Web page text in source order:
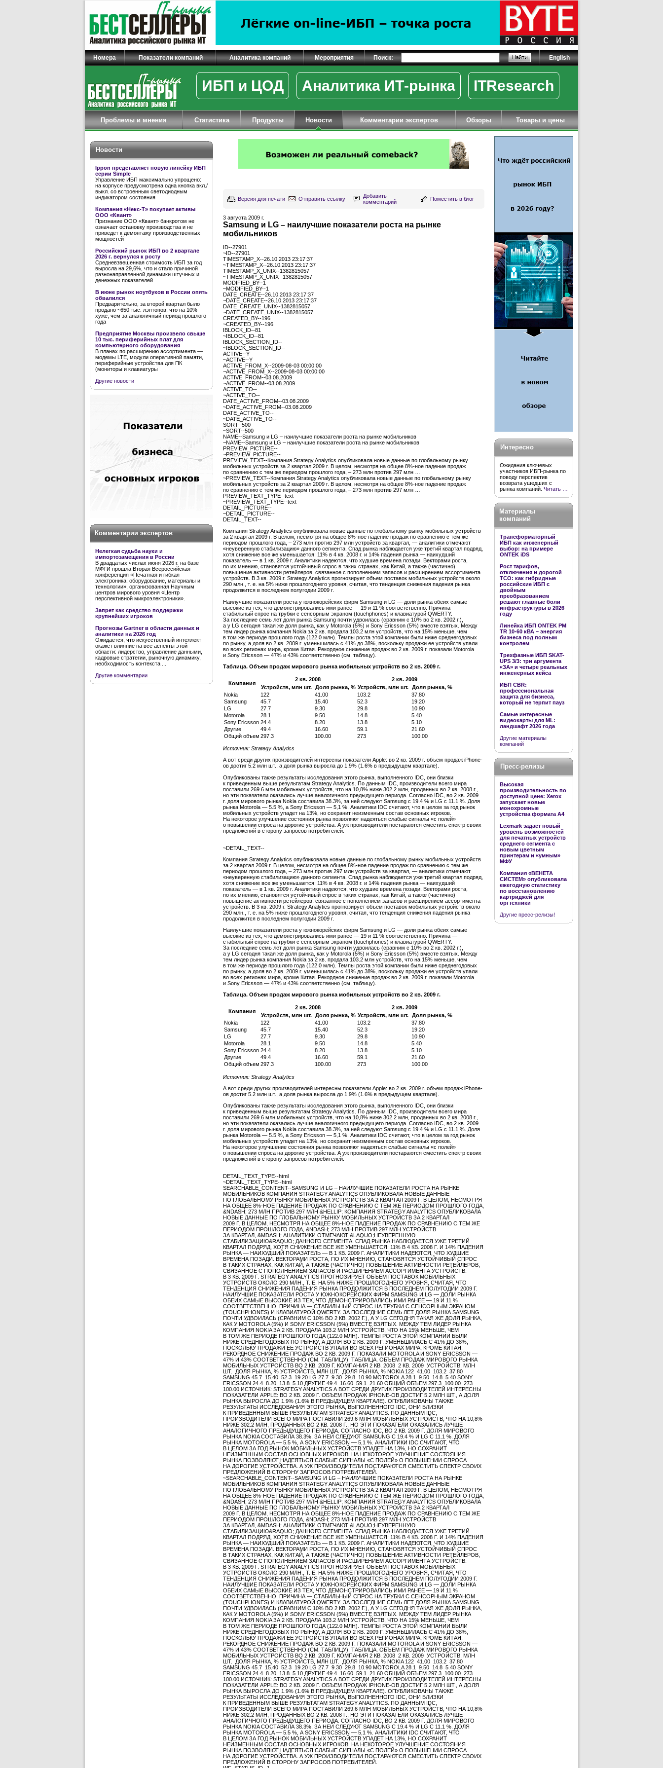
Номера Показатели компаний Аналитика компаний Мероприятия Поиск: English
ИБП и ЦОД Аналитика ИТ-рынка ITResearch
Проблемы и мнения Статистика Продукты Новости Комментарии экспертов Обзоры Товары и цены
Новости
Ippon представляет новую линейку ИБП
серии Simple
Управление ИБП максимально упрощено:
на корпусе предусмотрена одна кнопка вкл./
выкл. со встроенным светодиодным
индикатором состояния
Компания «Некс-Т» покупает активы
ООО «Квант»
Признание ООО «Квант» банкротом не
означает остановку производства и не
приведет к демонтажу производственных
мощностей
Российский рынок ИБП во 2 квартале
2026 г. вернулся к росту
Средневзвешенная стоимость ИБП за год
выросла на 29,6%, что и стало причиной
разнонаправленной динамики штучных и
денежных показателей
В июне рынок ноутбуков в России опять
обвалился
Предварительно, за второй квартал было
продано ~650 тыс. лэптопов, что на 10%
хуже, чем за аналогичный период прошлого
года
Предприятие Москвы произвело свыше
10 тыс. периферийных плат для
компьютерного оборудования
В планах по расширению ассортимента —
модемы LTE, модули оперативной памяти,
периферийные устройства для ПК
(мониторы и клавиатуры
Другие новости
Комментарии экспертов
Нелегкая судьба науки и
импортозамещения в России
В двадцатых числах июня 2026 г. на базе
МФТИ прошла Вторая Всероссийская
конференция «Печатная и гибкая
электроника: оборудование, материалы и
технологии», организованная Научным
центров мирового уровня «Центр
перспективной микроэлектроники».
Запрет как средство поддержки
крупнейших игроков
Прогнозы Gartner в области данных и
аналитики на 2026 год
Ожидается, что искусственный интеллект
окажет влияние на все аспекты этой
области: лидерство, управление данными,
кадровые стратегии, рыночную динамику,
необходимость контекста ...
Другие комментарии
Версия для печати Отправить ссылку
Добавить
комментарий
Поместить в блог
3 августа 2009 г.
Samsung и LG – наилучшие показатели роста на рынке
мобильников
ID--27901
~ID--27901
TIMESTAMP_X--26.10.2013 23:17:37
~TIMESTAMP_X--26.10.2013 23:17:37
TIMESTAMP_X_UNIX--1382815057
~TIMESTAMP_X_UNIX--1382815057
MODIFIED_BY--1
~MODIFIED_BY--1
DATE_CREATE--26.10.2013 23:17:37
~DATE_CREATE--26.10.2013 23:17:37
DATE_CREATE_UNIX--1382815057
~DATE_CREATE_UNIX--1382815057
CREATED_BY--196
~CREATED_BY--196
IBLOCK_ID--81
~IBLOCK_ID--81
IBLOCK_SECTION_ID--
~IBLOCK_SECTION_ID--
ACTIVE--Y
~ACTIVE--Y
ACTIVE_FROM_X--2009-08-03 00:00:00
~ACTIVE_FROM_X--2009-08-03 00:00:00
ACTIVE_FROM--03.08.2009
~ACTIVE_FROM--03.08.2009
ACTIVE_TO--
~ACTIVE_TO--
DATE_ACTIVE_FROM--03.08.2009
~DATE_ACTIVE_FROM--03.08.2009
DATE_ACTIVE_TO--
~DATE_ACTIVE_TO--
SORT--500
~SORT--500
NAME--Samsung и LG – наилучшие показатели роста на рынке мобильников
~NAME--Samsung и LG – наилучшие показатели роста на рынке мобильников
PREVIEW_PICTURE--
~PREVIEW_PICTURE--
PREVIEW_TEXT--Компания Strategy Analytics опубликовала новые данные по глобальному рынку
мобильных устройств за 2 квартал 2009 г. В целом, несмотря на общее 8%-ное падение продаж
по сравнению с тем же периодом прошлого года, – 273 млн против 297 млн …
~PREVIEW_TEXT--Компания Strategy Analytics опубликовала новые данные по глобальному рынку
мобильных устройств за 2 квартал 2009 г. В целом, несмотря на общее 8%-ное падение продаж
по сравнению с тем же периодом прошлого года, – 273 млн против 297 млн …
PREVIEW_TEXT_TYPE--text
~PREVIEW_TEXT_TYPE--text
DETAIL_PICTURE--
~DETAIL_PICTURE--
DETAIL_TEXT--
Компания Strategy Analytics опубликовала новые данные по глобальному рынку мобильных устройств
за 2 квартал 2009 г. В целом, несмотря на общее 8%-ное падение продаж по сравнению с тем же
периодом прошлого года, – 273 млн против 297 млн устройств за квартал, — аналитики отмечают
«неуверенную стабилизацию» данного сегмента. Спад рынка наблюдается уже третий квартал подряд,
хотя снижение все же уменьшается: 11% в 4 кв. 2008 г. и 14% падения рынка — наихудший
показатель — в 1 кв. 2009 г. Аналитики надеются, что худшие времена позади. Векторами роста,
по их мнению, становятся устойчивый спрос в таких странах, как Китай, а также (частично)
повышение активности ретейлеров, связанное с пополнением запасов и расширением ассортимента
устройств. В 3 кв. 2009 г. Strategy Analytics прогнозирует объем поставок мобильных устройств около
290 млн., т. е. на 5% ниже прошлогоднего уровня, считая, что тенденция снижения падения рынка
продолжится в последнем полугодии 2009 г.
Наилучшие показатели роста у южнокорейских фирм Samsung и LG — доли рынка обеих самые
высокие из тех, что демонстрировались ими ранее — 19 и 11 % соответственно. Причина —
стабильный спрос на трубки с сенсорным экраном (touchphones) и клавиатурой QWERTY.
За последние семь лет доля рынка Samsung почти удвоилась (сравним с 10% во 2 кв. 2002 г.),
а у LG сегодня такая же доля рынка, как у Motorola (5%) и Sony Ericsson (5%) вместе взятых. Между
тем лидер рынка компания Nokia за 2 кв. продала 103.2 млн устройств, что на 15% меньше, чем
в том же периоде прошлого года (122.0 млн). Темпы роста этой компании были ниже среднегодовых
по рынку, а доля во 2 кв. 2009 г. уменьшилась с 41% до 38%, поскольку продажи ее устройств упали
во всех регионах мира, кроме Китая. Рекордное снижение продаж во 2 кв. 2009 г. показали Motorola
и Sony Ericsson — 47% и 43% соответственно (см. таблицу).
Таблица. Объем продаж мирового рынка мобильных устройств во 2 кв. 2009 г.
Компания
2 кв. 2008
2 кв. 2009
Устройств, млн шт. Доля рынка, % Устройств, млн шт. Доля рынка, %
Nokia
122 41.00 103.2
37.80
Samsung
45.7 15.40 52.3
19.20
LG
27.7 9.30 29.8
10.90
Motorola
28.1 9.50 14.8
5.40
Sony Ericsson 24.4 8.20 13.8
5.10
Другие
49.4 16.60 59.1
21.60
Общий объем 297.3 100.00 273 100.00
Источник: Strategy Analytics
А вот среди других производителей интересны показатели Apple: во 2 кв. 2009 г. объем продаж iPhone-
ов достиг 5.2 млн шт., а доля рынка выросла до 1.9% (1.6% в предыдущем квартале).
Опубликованы также результаты исследования этого рынка, выполненного IDC, они близки
к приведенным выше результатам Strategy Analytics. По данным IDC, производители всего мира
поставили 269.6 млн мобильных устройств, что на 10,8% ниже 302.2 млн, проданных во 2 кв. 2008 г.,
но эти показатели оказались лучше аналогичного предыдущего периода. Согласно IDC, во 2 кв. 2009
г. доля мирового рынка Nokia составила 38.3%, за ней следуют Samsung с 19.4 % и LG c 11.1 %. Доля
рынка Motorola — 5.5 %, а Sony Ericsson — 5,1 %. Аналитики IDC считают, что в целом за год рынок
мобильных устройств упадет на 13%, но сохранит неизменным состав основных игроков.
На некоторое улучшение состояния рынка позволяют надеяться слабые сигналы «с полей»
о повышении спроса на дорогие устройства. А уж производители постараются сместить спектр своих
предложений в сторону запросов потребителей.
~DETAIL_TEXT--
Компания Strategy Analytics опубликовала новые данные по глобальному рынку мобильных устройств
за 2 квартал 2009 г. В целом, несмотря на общее 8%-ное падение продаж по сравнению с тем же
периодом прошлого года, – 273 млн против 297 млн устройств за квартал, — аналитики отмечают
«неуверенную стабилизацию» данного сегмента. Спад рынка наблюдается уже третий квартал подряд,
хотя снижение все же уменьшается: 11% в 4 кв. 2008 г. и 14% падения рынка — наихудший
показатель — в 1 кв. 2009 г. Аналитики надеются, что худшие времена позади. Векторами роста,
по их мнению, становятся устойчивый спрос в таких странах, как Китай, а также (частично)
повышение активности ретейлеров, связанное с пополнением запасов и расширением ассортимента
устройств. В 3 кв. 2009 г. Strategy Analytics прогнозирует объем поставок мобильных устройств около
290 млн., т. е. на 5% ниже прошлогоднего уровня, считая, что тенденция снижения падения рынка
продолжится в последнем полугодии 2009 г.
Наилучшие показатели роста у южнокорейских фирм Samsung и LG — доли рынка обеих самые
высокие из тех, что демонстрировались ими ранее — 19 и 11 % соответственно. Причина —
стабильный спрос на трубки с сенсорным экраном (touchphones) и клавиатурой QWERTY.
За последние семь лет доля рынка Samsung почти удвоилась (сравним с 10% во 2 кв. 2002 г.),
а у LG сегодня такая же доля рынка, как у Motorola (5%) и Sony Ericsson (5%) вместе взятых. Между
тем лидер рынка компания Nokia за 2 кв. продала 103.2 млн устройств, что на 15% меньше, чем
в том же периоде прошлого года (122.0 млн). Темпы роста этой компании были ниже среднегодовых
по рынку, а доля во 2 кв. 2009 г. уменьшилась с 41% до 38%, поскольку продажи ее устройств упали
во всех регионах мира, кроме Китая. Рекордное снижение продаж во 2 кв. 2009 г. показали Motorola
и Sony Ericsson — 47% и 43% соответственно (см. таблицу).
Таблица. Объем продаж мирового рынка мобильных устройств во 2 кв. 2009 г.
Компания
2 кв. 2008
2 кв. 2009
Устройств, млн шт. Доля рынка, % Устройств, млн шт. Доля рынка, %
Nokia
122 41.00 103.2
37.80
Samsung
45.7 15.40 52.3
19.20
LG
27.7 9.30 29.8
10.90
Motorola
28.1 9.50 14.8
5.40
Sony Ericsson 24.4 8.20 13.8
5.10
Другие
49.4 16.60 59.1
21.60
Общий объем 297.3 100.00 273 100.00
Источник: Strategy Analytics
А вот среди других производителей интересны показатели Apple: во 2 кв. 2009 г. объем продаж iPhone-
ов достиг 5.2 млн шт., а доля рынка выросла до 1.9% (1.6% в предыдущем квартале).
Опубликованы также результаты исследования этого рынка, выполненного IDC, они близки
к приведенным выше результатам Strategy Analytics. По данным IDC, производители всего мира
поставили 269.6 млн мобильных устройств, что на 10,8% ниже 302.2 млн, проданных во 2 кв. 2008 г.,
но эти показатели оказались лучше аналогичного предыдущего периода. Согласно IDC, во 2 кв. 2009
г. доля мирового рынка Nokia составила 38.3%, за ней следуют Samsung с 19.4 % и LG c 11.1 %. Доля
рынка Motorola — 5.5 %, а Sony Ericsson — 5,1 %. Аналитики IDC считают, что в целом за год рынок
мобильных устройств упадет на 13%, но сохранит неизменным состав основных игроков.
На некоторое улучшение состояния рынка позволяют надеяться слабые сигналы «с полей»
о повышении спроса на дорогие устройства. А уж производители постараются сместить спектр своих
предложений в сторону запросов потребителей.
DETAIL_TEXT_TYPE--html
~DETAIL_TEXT_TYPE--html
SEARCHABLE_CONTENT--SAMSUNG И LG – НАИЛУЧШИЕ ПОКАЗАТЕЛИ РОСТА НА РЫНКЕ
МОБИЛЬНИКОВ КОМПАНИЯ STRATEGY ANALYTICS ОПУБЛИКОВАЛА НОВЫЕ ДАННЫЕ
ПО ГЛОБАЛЬНОМУ РЫНКУ МОБИЛЬНЫХ УСТРОЙСТВ ЗА 2 КВАРТАЛ 2009 Г. В ЦЕЛОМ, НЕСМОТРЯ
НА ОБЩЕЕ 8%-НОЕ ПАДЕНИЕ ПРОДАЖ ПО СРАВНЕНИЮ С ТЕМ ЖЕ ПЕРИОДОМ ПРОШЛОГО ГОДА,
&NDASH; 273 МЛН ПРОТИВ 297 МЛН &HELLIP; КОМПАНИЯ STRATEGY ANALYTICS ОПУБЛИКОВАЛА
НОВЫЕ ДАННЫЕ ПО ГЛОБАЛЬНОМУ РЫНКУ МОБИЛЬНЫХ УСТРОЙСТВ ЗА 2 КВАРТАЛ
2009 Г. В ЦЕЛОМ, НЕСМОТРЯ НА ОБЩЕЕ 8%-НОЕ ПАДЕНИЕ ПРОДАЖ ПО СРАВНЕНИЮ С ТЕМ ЖЕ
ПЕРИОДОМ ПРОШЛОГО ГОДА, &NDASH; 273 МЛН ПРОТИВ 297 МЛН УСТРОЙСТВ
ЗА КВАРТАЛ, &MDASH; АНАЛИТИКИ ОТМЕЧАЮТ &LAQUO;НЕУВЕРЕННУЮ
СТАБИЛИЗАЦИЮ&RAQUO; ДАННОГО СЕГМЕНТА. СПАД РЫНКА НАБЛЮДАЕТСЯ УЖЕ ТРЕТИЙ
КВАРТАЛ ПОДРЯД, ХОТЯ СНИЖЕНИЕ ВСЕ ЖЕ УМЕНЬШАЕТСЯ: 11% В 4 КВ. 2008 Г. И 14% ПАДЕНИЯ
РЫНКА — НАИХУДШИЙ ПОКАЗАТЕЛЬ — В 1 КВ. 2009 Г. АНАЛИТИКИ НАДЕЮТСЯ, ЧТО ХУДШИЕ
ВРЕМЕНА ПОЗАДИ. ВЕКТОРАМИ РОСТА, ПО ИХ МНЕНИЮ, СТАНОВЯТСЯ УСТОЙЧИВЫЙ СПРОС
В ТАКИХ СТРАНАХ, КАК КИТАЙ, А ТАКЖЕ (ЧАСТИЧНО) ПОВЫШЕНИЕ АКТИВНОСТИ РЕТЕЙЛЕРОВ,
СВЯЗАННОЕ С ПОПОЛНЕНИЕМ ЗАПАСОВ И РАСШИРЕНИЕМ АССОРТИМЕНТА УСТРОЙСТВ.
В 3 КВ. 2009 Г. STRATEGY ANALYTICS ПРОГНОЗИРУЕТ ОБЪЕМ ПОСТАВОК МОБИЛЬНЫХ
УСТРОЙСТВ ОКОЛО 290 МЛН., Т. Е. НА 5% НИЖЕ ПРОШЛОГОДНЕГО УРОВНЯ, СЧИТАЯ, ЧТО
ТЕНДЕНЦИЯ СНИЖЕНИЯ ПАДЕНИЯ РЫНКА ПРОДОЛЖИТСЯ В ПОСЛЕДНЕМ ПОЛУГОДИИ 2009 Г.
НАИЛУЧШИЕ ПОКАЗАТЕЛИ РОСТА У ЮЖНОКОРЕЙСКИХ ФИРМ SAMSUNG И LG — ДОЛИ РЫНКА
ОБЕИХ САМЫЕ ВЫСОКИЕ ИЗ ТЕХ, ЧТО ДЕМОНСТРИРОВАЛИСЬ ИМИ РАНЕЕ — 19 И 11 %
СООТВЕТСТВЕННО. ПРИЧИНА — СТАБИЛЬНЫЙ СПРОС НА ТРУБКИ С СЕНСОРНЫМ ЭКРАНОМ
(TOUCHPHONES) И КЛАВИАТУРОЙ QWERTY. ЗА ПОСЛЕДНИЕ СЕМЬ ЛЕТ ДОЛЯ РЫНКА SAMSUNG
ПОЧТИ УДВОИЛАСЬ (СРАВНИМ С 10% ВО 2 КВ. 2002 Г.), А У LG СЕГОДНЯ ТАКАЯ ЖЕ ДОЛЯ РЫНКА,
КАК У MOTOROLA (5%) И SONY ERICSSON (5%) ВМЕСТЕ ВЗЯТЫХ. МЕЖДУ ТЕМ ЛИДЕР РЫНКА
КОМПАНИЯ NOKIA ЗА 2 КВ. ПРОДАЛА 103.2 МЛН УСТРОЙСТВ, ЧТО НА 15% МЕНЬШЕ, ЧЕМ
В ТОМ ЖЕ ПЕРИОДЕ ПРОШЛОГО ГОДА (122.0 МЛН). ТЕМПЫ РОСТА ЭТОЙ КОМПАНИИ БЫЛИ
НИЖЕ СРЕДНЕГОДОВЫХ ПО РЫНКУ, А ДОЛЯ ВО 2 КВ. 2009 Г. УМЕНЬШИЛАСЬ С 41% ДО 38%,
ПОСКОЛЬКУ ПРОДАЖИ ЕЕ УСТРОЙСТВ УПАЛИ ВО ВСЕХ РЕГИОНАХ МИРА, КРОМЕ КИТАЯ.
РЕКОРДНОЕ СНИЖЕНИЕ ПРОДАЖ ВО 2 КВ. 2009 Г. ПОКАЗАЛИ MOTOROLA И SONY ERICSSON —
47% И 43% СООТВЕТСТВЕННО (СМ. ТАБЛИЦУ). ТАБЛИЦА. ОБЪЕМ ПРОДАЖ МИРОВОГО РЫНКА
МОБИЛЬНЫХ УСТРОЙСТВ ВО 2 КВ. 2009 Г. КОМПАНИЯ 2 КВ. 2008 2 КВ. 2009 УСТРОЙСТВ, МЛН
ШТ. ДОЛЯ РЫНКА, % УСТРОЙСТВ, МЛН ШТ. ДОЛЯ РЫНКА, % NOKIA 122 41.00 103.2 37.80
SAMSUNG 45.7 15.40 52.3 19.20 LG 27.7 9.30 29.8 10.90 MOTOROLA 28.1 9.50 14.8 5.40 SONY
ERICSSON 24.4 8.20 13.8 5.10 ДРУГИЕ 49.4 16.60 59.1 21.60 ОБЩИЙ ОБЪЕМ 297.3 100.00 273
100.00 ИСТОЧНИК: STRATEGY ANALYTICS А ВОТ СРЕДИ ДРУГИХ ПРОИЗВОДИТЕЛЕЙ ИНТЕРЕСНЫ
ПОКАЗАТЕЛИ APPLE: ВО 2 КВ. 2009 Г. ОБЪЕМ ПРОДАЖ IPHONE-ОВ ДОСТИГ 5.2 МЛН ШТ., А ДОЛЯ
РЫНКА ВЫРОСЛА ДО 1.9% (1.6% В ПРЕДЫДУЩЕМ КВАРТАЛЕ). ОПУБЛИКОВАНЫ ТАКЖЕ
РЕЗУЛЬТАТЫ ИССЛЕДОВАНИЯ ЭТОГО РЫНКА, ВЫПОЛНЕННОГО IDC, ОНИ БЛИЗКИ
К ПРИВЕДЕННЫМ ВЫШЕ РЕЗУЛЬТАТАМ STRATEGY ANALYTICS. ПО ДАННЫМ IDC,
ПРОИЗВОДИТЕЛИ ВСЕГО МИРА ПОСТАВИЛИ 269.6 МЛН МОБИЛЬНЫХ УСТРОЙСТВ, ЧТО НА 10,8%
НИЖЕ 302.2 МЛН, ПРОДАННЫХ ВО 2 КВ. 2008 Г., НО ЭТИ ПОКАЗАТЕЛИ ОКАЗАЛИСЬ ЛУЧШЕ
АНАЛОГИЧНОГО ПРЕДЫДУЩЕГО ПЕРИОДА. СОГЛАСНО IDC, ВО 2 КВ. 2009 Г. ДОЛЯ МИРОВОГО
РЫНКА NOKIA СОСТАВИЛА 38.3%, ЗА НЕЙ СЛЕДУЮТ SAMSUNG С 19.4 % И LG C 11.1 %. ДОЛЯ
РЫНКА MOTOROLA — 5.5 %, А SONY ERICSSON — 5,1 %. АНАЛИТИКИ IDC СЧИТАЮТ, ЧТО
В ЦЕЛОМ ЗА ГОД РЫНОК МОБИЛЬНЫХ УСТРОЙСТВ УПАДЕТ НА 13%, НО СОХРАНИТ
НЕИЗМЕННЫМ СОСТАВ ОСНОВНЫХ ИГРОКОВ. НА НЕКОТОРОЕ УЛУЧШЕНИЕ СОСТОЯНИЯ
РЫНКА ПОЗВОЛЯЮТ НАДЕЯТЬСЯ СЛАБЫЕ СИГНАЛЫ «С ПОЛЕЙ» О ПОВЫШЕНИИ СПРОСА
НА ДОРОГИЕ УСТРОЙСТВА. А УЖ ПРОИЗВОДИТЕЛИ ПОСТАРАЮТСЯ СМЕСТИТЬ СПЕКТР СВОИХ
ПРЕДЛОЖЕНИЙ В СТОРОНУ ЗАПРОСОВ ПОТРЕБИТЕЛЕЙ.
~SEARCHABLE_CONTENT--SAMSUNG И LG – НАИЛУЧШИЕ ПОКАЗАТЕЛИ РОСТА НА РЫНКЕ
МОБИЛЬНИКОВ КОМПАНИЯ STRATEGY ANALYTICS ОПУБЛИКОВАЛА НОВЫЕ ДАННЫЕ
ПО ГЛОБАЛЬНОМУ РЫНКУ МОБИЛЬНЫХ УСТРОЙСТВ ЗА 2 КВАРТАЛ 2009 Г. В ЦЕЛОМ, НЕСМОТРЯ
НА ОБЩЕЕ 8%-НОЕ ПАДЕНИЕ ПРОДАЖ ПО СРАВНЕНИЮ С ТЕМ ЖЕ ПЕРИОДОМ ПРОШЛОГО ГОДА,
&NDASH; 273 МЛН ПРОТИВ 297 МЛН &HELLIP; КОМПАНИЯ STRATEGY ANALYTICS ОПУБЛИКОВАЛА
НОВЫЕ ДАННЫЕ ПО ГЛОБАЛЬНОМУ РЫНКУ МОБИЛЬНЫХ УСТРОЙСТВ ЗА 2 КВАРТАЛ
2009 Г. В ЦЕЛОМ, НЕСМОТРЯ НА ОБЩЕЕ 8%-НОЕ ПАДЕНИЕ ПРОДАЖ ПО СРАВНЕНИЮ С ТЕМ ЖЕ
ПЕРИОДОМ ПРОШЛОГО ГОДА, &NDASH; 273 МЛН ПРОТИВ 297 МЛН УСТРОЙСТВ
ЗА КВАРТАЛ, &MDASH; АНАЛИТИКИ ОТМЕЧАЮТ &LAQUO;НЕУВЕРЕННУЮ
СТАБИЛИЗАЦИЮ&RAQUO; ДАННОГО СЕГМЕНТА. СПАД РЫНКА НАБЛЮДАЕТСЯ УЖЕ ТРЕТИЙ
КВАРТАЛ ПОДРЯД, ХОТЯ СНИЖЕНИЕ ВСЕ ЖЕ УМЕНЬШАЕТСЯ: 11% В 4 КВ. 2008 Г. И 14% ПАДЕНИЯ
РЫНКА — НАИХУДШИЙ ПОКАЗАТЕЛЬ — В 1 КВ. 2009 Г. АНАЛИТИКИ НАДЕЮТСЯ, ЧТО ХУДШИЕ
ВРЕМЕНА ПОЗАДИ. ВЕКТОРАМИ РОСТА, ПО ИХ МНЕНИЮ, СТАНОВЯТСЯ УСТОЙЧИВЫЙ СПРОС
В ТАКИХ СТРАНАХ, КАК КИТАЙ, А ТАКЖЕ (ЧАСТИЧНО) ПОВЫШЕНИЕ АКТИВНОСТИ РЕТЕЙЛЕРОВ,
СВЯЗАННОЕ С ПОПОЛНЕНИЕМ ЗАПАСОВ И РАСШИРЕНИЕМ АССОРТИМЕНТА УСТРОЙСТВ.
В 3 КВ. 2009 Г. STRATEGY ANALYTICS ПРОГНОЗИРУЕТ ОБЪЕМ ПОСТАВОК МОБИЛЬНЫХ
УСТРОЙСТВ ОКОЛО 290 МЛН., Т. Е. НА 5% НИЖЕ ПРОШЛОГОДНЕГО УРОВНЯ, СЧИТАЯ, ЧТО
ТЕНДЕНЦИЯ СНИЖЕНИЯ ПАДЕНИЯ РЫНКА ПРОДОЛЖИТСЯ В ПОСЛЕДНЕМ ПОЛУГОДИИ 2009 Г.
НАИЛУЧШИЕ ПОКАЗАТЕЛИ РОСТА У ЮЖНОКОРЕЙСКИХ ФИРМ SAMSUNG И LG — ДОЛИ РЫНКА
ОБЕИХ САМЫЕ ВЫСОКИЕ ИЗ ТЕХ, ЧТО ДЕМОНСТРИРОВАЛИСЬ ИМИ РАНЕЕ — 19 И 11 %
СООТВЕТСТВЕННО. ПРИЧИНА — СТАБИЛЬНЫЙ СПРОС НА ТРУБКИ С СЕНСОРНЫМ ЭКРАНОМ
(TOUCHPHONES) И КЛАВИАТУРОЙ QWERTY. ЗА ПОСЛЕДНИЕ СЕМЬ ЛЕТ ДОЛЯ РЫНКА SAMSUNG
ПОЧТИ УДВОИЛАСЬ (СРАВНИМ С 10% ВО 2 КВ. 2002 Г.), А У LG СЕГОДНЯ ТАКАЯ ЖЕ ДОЛЯ РЫНКА,
КАК У MOTOROLA (5%) И SONY ERICSSON (5%) ВМЕСТЕ ВЗЯТЫХ. МЕЖДУ ТЕМ ЛИДЕР РЫНКА
КОМПАНИЯ NOKIA ЗА 2 КВ. ПРОДАЛА 103.2 МЛН УСТРОЙСТВ, ЧТО НА 15% МЕНЬШЕ, ЧЕМ
В ТОМ ЖЕ ПЕРИОДЕ ПРОШЛОГО ГОДА (122.0 МЛН). ТЕМПЫ РОСТА ЭТОЙ КОМПАНИИ БЫЛИ
НИЖЕ СРЕДНЕГОДОВЫХ ПО РЫНКУ, А ДОЛЯ ВО 2 КВ. 2009 Г. УМЕНЬШИЛАСЬ С 41% ДО 38%,
ПОСКОЛЬКУ ПРОДАЖИ ЕЕ УСТРОЙСТВ УПАЛИ ВО ВСЕХ РЕГИОНАХ МИРА, КРОМЕ КИТАЯ.
РЕКОРДНОЕ СНИЖЕНИЕ ПРОДАЖ ВО 2 КВ. 2009 Г. ПОКАЗАЛИ MOTOROLA И SONY ERICSSON —
47% И 43% СООТВЕТСТВЕННО (СМ. ТАБЛИЦУ). ТАБЛИЦА. ОБЪЕМ ПРОДАЖ МИРОВОГО РЫНКА
МОБИЛЬНЫХ УСТРОЙСТВ ВО 2 КВ. 2009 Г. КОМПАНИЯ 2 КВ. 2008 2 КВ. 2009 УСТРОЙСТВ, МЛН
ШТ. ДОЛЯ РЫНКА, % УСТРОЙСТВ, МЛН ШТ. ДОЛЯ РЫНКА, % NOKIA 122 41.00 103.2 37.80
SAMSUNG 45.7 15.40 52.3 19.20 LG 27.7 9.30 29.8 10.90 MOTOROLA 28.1 9.50 14.8 5.40 SONY
ERICSSON 24.4 8.20 13.8 5.10 ДРУГИЕ 49.4 16.60 59.1 21.60 ОБЩИЙ ОБЪЕМ 297.3 100.00 273
100.00 ИСТОЧНИК: STRATEGY ANALYTICS А ВОТ СРЕДИ ДРУГИХ ПРОИЗВОДИТЕЛЕЙ ИНТЕРЕСНЫ
ПОКАЗАТЕЛИ APPLE: ВО 2 КВ. 2009 Г. ОБЪЕМ ПРОДАЖ IPHONE-ОВ ДОСТИГ 5.2 МЛН ШТ., А ДОЛЯ
РЫНКА ВЫРОСЛА ДО 1.9% (1.6% В ПРЕДЫДУЩЕМ КВАРТАЛЕ). ОПУБЛИКОВАНЫ ТАКЖЕ
РЕЗУЛЬТАТЫ ИССЛЕДОВАНИЯ ЭТОГО РЫНКА, ВЫПОЛНЕННОГО IDC, ОНИ БЛИЗКИ
К ПРИВЕДЕННЫМ ВЫШЕ РЕЗУЛЬТАТАМ STRATEGY ANALYTICS. ПО ДАННЫМ IDC,
ПРОИЗВОДИТЕЛИ ВСЕГО МИРА ПОСТАВИЛИ 269.6 МЛН МОБИЛЬНЫХ УСТРОЙСТВ, ЧТО НА 10,8%
НИЖЕ 302.2 МЛН, ПРОДАННЫХ ВО 2 КВ. 2008 Г., НО ЭТИ ПОКАЗАТЕЛИ ОКАЗАЛИСЬ ЛУЧШЕ
АНАЛОГИЧНОГО ПРЕДЫДУЩЕГО ПЕРИОДА. СОГЛАСНО IDC, ВО 2 КВ. 2009 Г. ДОЛЯ МИРОВОГО
РЫНКА NOKIA СОСТАВИЛА 38.3%, ЗА НЕЙ СЛЕДУЮТ SAMSUNG С 19.4 % И LG C 11.1 %. ДОЛЯ
РЫНКА MOTOROLA — 5.5 %, А SONY ERICSSON — 5,1 %. АНАЛИТИКИ IDC СЧИТАЮТ, ЧТО
В ЦЕЛОМ ЗА ГОД РЫНОК МОБИЛЬНЫХ УСТРОЙСТВ УПАДЕТ НА 13%, НО СОХРАНИТ
НЕИЗМЕННЫМ СОСТАВ ОСНОВНЫХ ИГРОКОВ. НА НЕКОТОРОЕ УЛУЧШЕНИЕ СОСТОЯНИЯ
РЫНКА ПОЗВОЛЯЮТ НАДЕЯТЬСЯ СЛАБЫЕ СИГНАЛЫ «С ПОЛЕЙ» О ПОВЫШЕНИИ СПРОСА
НА ДОРОГИЕ УСТРОЙСТВА. А УЖ ПРОИЗВОДИТЕЛИ ПОСТАРАЮТСЯ СМЕСТИТЬ СПЕКТР СВОИХ
ПРЕДЛОЖЕНИЙ В СТОРОНУ ЗАПРОСОВ ПОТРЕБИТЕЛЕЙ.
Интересно
Ожидания ключевых
участников ИБП-рынка по
поводу перспектив
возврата ушедших с
рынка компаний. Читать …
Материалы
компаний
Трансформаторный
ИБП как инженерный
выбор: на примере
ONTEK iDS
Рост тарифов,
отключения и дорогой
TCO: как гибридные
российские ИБП с
двойным
преобразованием
решают главные боли
инфраструктуры в 2026
году
Линейка ИБП ONTEK PM
TR 10-60 кВА – энергия
бизнеса под полным
контролем
Трехфазные ИБП SKAT-
UPS 3/3: три аргумента
«ЗА» и четыре реальных
инженерных кейса
ИБП CBR:
профессиональная
защита для бизнеса,
который не терпит пауз
Самые интересные
видеокарты для ML:
ландшафт 2026 года
Другие материалы
компаний
Пресс-релизы
Высокая
производительность по
доступной цене: Xerox
запускает новые
монохромные
устройства формата А4
Lexmark задает новый
уровень возможностей
для печатных устройств
среднего сегмента с
новым цветным
принтерам и «умным»
МФУ
Компания «ВЕНЕТА
СИСТЕМ» опубликовала
ежегодную статистику
по восстановлению
картриджей для
оргтехники
Другие пресс-релизы!